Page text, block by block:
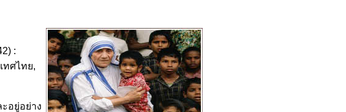
:
ทศไทย,
อยู่อย่าง